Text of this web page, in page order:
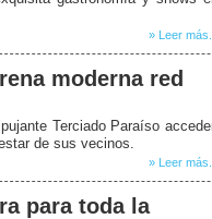
» Leer más...
moderna red
Terciado Paraíso
de sus vecinos.
» Leer más...
para toda la